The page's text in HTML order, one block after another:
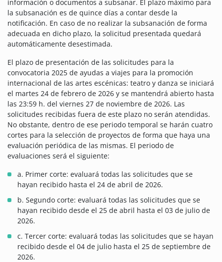
información o documentos a subsanar. El plazo máximo para
la subsanación es de quince días a contar desde la
notificación. En caso de no realizar la subsanación de forma
adecuada en dicho plazo, la solicitud presentada quedará
automáticamente desestimada.
El plazo de presentación de las solicitudes para la
convocatoria 2025 de ayudas a viajes para la promoción
internacional de las artes escénicas: teatro y danza se iniciará
el martes 24 de febrero de 2026 y se mantendrá abierto hasta
las 23:59 h. del viernes 27 de noviembre de 2026. Las
solicitudes recibidas fuera de este plazo no serán atendidas.
No obstante, dentro de ese periodo temporal se harán cuatro
cortes para la selección de proyectos de forma que haya una
evaluación periódica de las mismas. El periodo de
evaluaciones será el siguiente:
a. Primer corte: evaluará todas las solicitudes que se
hayan recibido hasta el 24 de abril de 2026.
b. Segundo corte: evaluará todas las solicitudes que se
hayan recibido desde el 25 de abril hasta el 03 de julio de
2026.
c. Tercer corte: evaluará todas las solicitudes que se hayan
recibido desde el 04 de julio hasta el 25 de septiembre de
2026.